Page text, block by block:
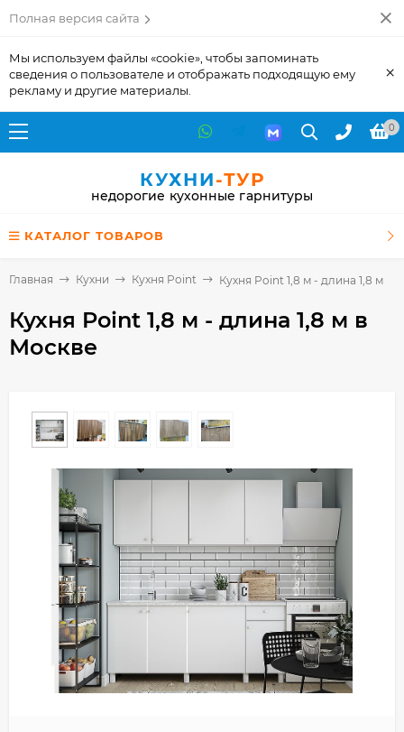
Полная версия сайта
Мы используем файлы «cookie», чтобы запоминать
сведения о пользователе и отображать подходящую ему
рекламу и другие материалы.
×
0
КУХНИ-ТУР
недорогие кухонные гарнитуры
КАТАЛОГ ТОВАРОВ
Главная Кухни Кухня Point Кухня Point 1,8 м - длина 1,8 м
Кухня Point 1,8 м - длина 1,8 м в
Москве